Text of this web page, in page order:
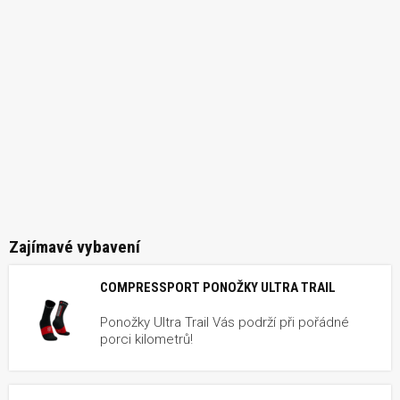
Zajímavé vybavení
COMPRESSPORT PONOŽKY ULTRA TRAIL
Ponožky Ultra Trail Vás podrží při pořádné
porci kilometrů!